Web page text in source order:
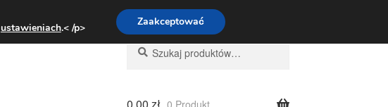
Pn.-pt. 9:00-16:00800 003 167
Szukaj:
Szukaj
0,00 zł 0 Produkt
ustawieniach.< /p> Zaakceptować